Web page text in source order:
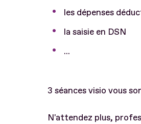
les dépenses
la saisie en DSN
...
3 séances visio vous
N'attendez plus,